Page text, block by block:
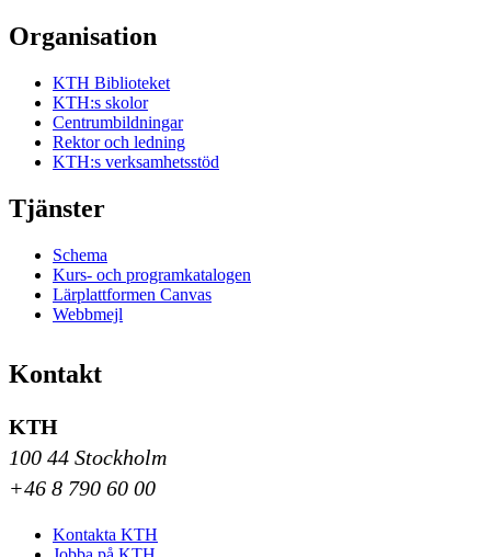
Organisation
KTH Biblioteket
KTH:s skolor
Centrumbildningar
Rektor och ledning
KTH:s verksamhetsstöd
Tjänster
Schema
Kurs- och programkatalogen
Lärplattformen Canvas
Webbmejl
Kontakt
KTH
100 44 Stockholm
+46 8 790 60 00
Kontakta KTH